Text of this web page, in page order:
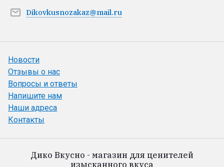
Dikovkusnozakaz@mail.ru
Новости
Отзывы о нас
Вопросы и ответы
Напишите нам
Наши адреса
Контакты
Дико Вкусно - магазин для ценителей
изысканного вкуса